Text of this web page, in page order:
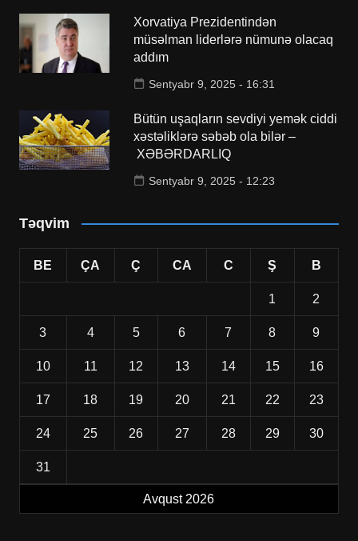
Xorvatiya Prezidentindən
müsəlman liderlərə nümunə olacaq
addım
Sentyabr 9, 2025 - 16:31
Bütün uşaqların sevdiyi yemək ciddi
xəstəliklərə səbəb ola bilər –
XƏBƏRDARLIQ
Sentyabr 9, 2025 - 12:23
Təqvim
Avqust 2026
BE ÇA Ç CA C Ş B
1 2
3 4 5 6 7 8 9
10 11 12 13 14 15 16
17 18 19 20 21 22 23
24 25 26 27 28 29 30
31